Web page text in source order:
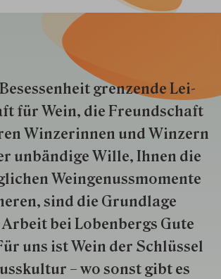
gren­zende Lei­
für Wein, die Freund­schaft
Win­zer­innen und Win­zern
un­bän­dige Wille, Ihnen die
Wein­genuss­momente
sind die Grund­lage
bei Lobenbergs Gute
uns ist Wein der Schlüs­sel
– wo sonst gibt es